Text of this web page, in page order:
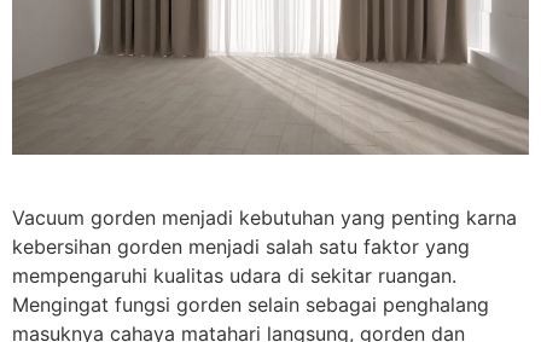
Vacuum gorden menjadi kebutuhan yang penting karna
kebersihan gorden menjadi salah satu faktor yang
mempengaruhi kualitas udara di sekitar ruangan.
Mengingat fungsi gorden selain sebagai penghalang
masuknya cahaya matahari langsung, gorden dan